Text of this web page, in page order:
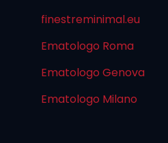
finestreminimal.eu
Ematologo Roma
Ematologo Genova
Ematologo Milano